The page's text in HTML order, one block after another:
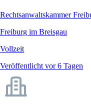
Rechtsanwaltskammer
Freiburg im Breisgau
Vollzeit
Veröffentlicht vor 6 Tagen